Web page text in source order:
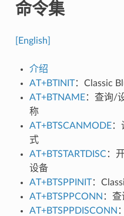
命令集
[English]
介绍
AT+BTINIT：Classic
AT+BTNAME：查询/
称
AT+BTSCANMODE：
式
AT+BTSTARTDISC：
设备
AT+BTSPPINIT：
AT+BTSPPCONN ：
AT+BTSPPDISCONN